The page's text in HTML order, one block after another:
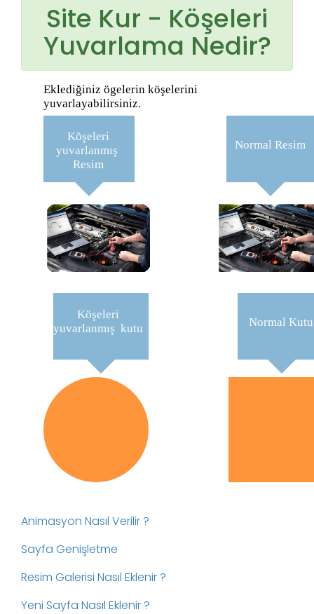
Site Kur - Köşeleri
Yuvarlama Nedir?
Köşeleri
yuvarlanmış kutu
Normal Kutu
Eklediğiniz ögelerin köşelerini
yuvarlayabilirsiniz.
Köşeleri
yuvarlanmış
Resim
Normal Resim
Animasyon Nasıl Verilir ?
Sayfa Genişletme
Resim Galerisi Nasıl Eklenir ?
Yeni Sayfa Nasıl Eklenir ?